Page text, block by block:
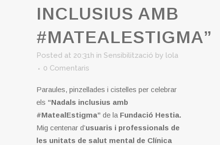
INCLUSIUS AMB
#MATEALESTIGMA”
Posted at 20:31h in Sensibilització by lola
0 Comentaris
Paraules, pinzellades i cistelles per celebrar
els “Nadals inclusius amb
#MatealEstigma” de la Fundació Hestia.
Mig centenar d’usuaris i professionals de
les unitats de salut mental de Clínica